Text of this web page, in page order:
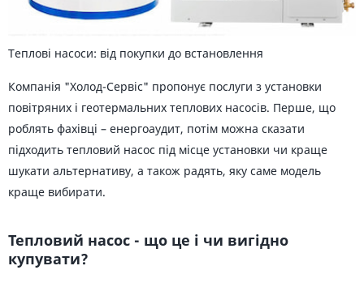
Теплові насоси: від покупки до встановлення
Компанія "Холод-Сервіс" пропонує послуги з установки
повітряних і геотермальних теплових насосів. Перше, що
роблять фахівці – енергоаудит, потім можна сказати
підходить тепловий насос під місце установки чи краще
шукати альтернативу, а також радять, яку саме модель
краще вибирати.
Тепловий насос - що це і чи вигідно
купувати?